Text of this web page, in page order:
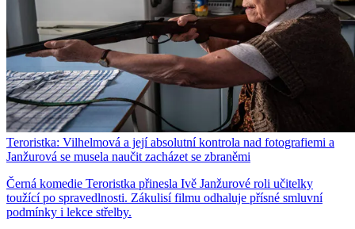
Teroristka: Vilhelmová a její absolutní kontrola nad fotografiemi a
Janžurová se musela naučit zacházet se zbraněmi
Černá komedie Teroristka přinesla Ivě Janžurové roli učitelky
toužící po spravedlnosti. Zákulisí filmu odhaluje přísné smluvní
podmínky i lekce střelby.